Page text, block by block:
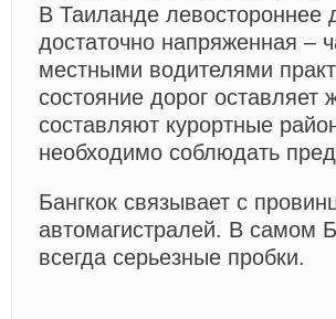
В Таиланде левостороннее
достаточно напряженная –
местными водителями
состояние дорог
составляют курортные
необходимо соблюдать
Бангкок связывает с
автомагистралей. В самом
всегда серьезные пробки.